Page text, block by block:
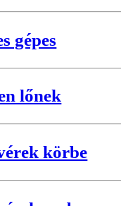
gépes
lőnek
körbe